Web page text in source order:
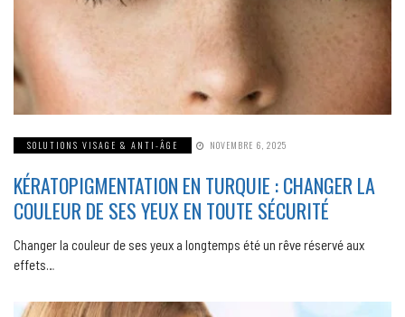
SOLUTIONS VISAGE & ANTI-ÂGE NOVEMBRE 6, 2025
KÉRATOPIGMENTATION EN TURQUIE : CHANGER LA
COULEUR DE SES YEUX EN TOUTE SÉCURITÉ
Changer la couleur de ses yeux a longtemps été un rêve réservé aux
effets…